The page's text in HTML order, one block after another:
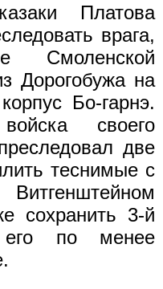
Платова
врага,
Смоленской
Дорогобужа на
Бо-гарнэ.
своего
две
теснимые с
сохранить 3-й
его по менее